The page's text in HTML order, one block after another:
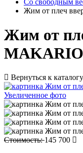
Жим от плеч
Жим от
Вернуться к каталогу
Стоимость:145 700